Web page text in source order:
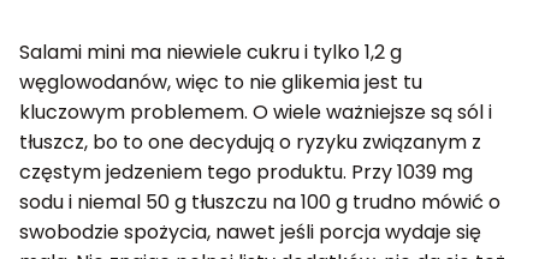
Salami mini ma niewiele cukru i tylko 1,2 g
węglowodanów, więc to nie glikemia jest tu
kluczowym problemem. O wiele ważniejsze są sól i
tłuszcz, bo to one decydują o ryzyku związanym z
częstym jedzeniem tego produktu. Przy 1039 mg
sodu i niemal 50 g tłuszczu na 100 g trudno mówić o
swobodzie spożycia, nawet jeśli porcja wydaje się